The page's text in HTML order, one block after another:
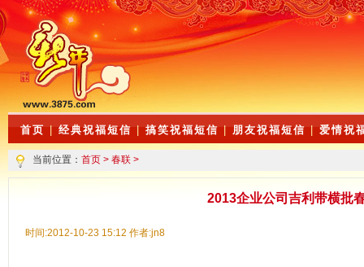
首页 | 经典祝福短信 | 搞笑祝福短信 | 朋友祝福短信 | 爱情祝
当前位置： 首页 > 春联 >
2013企业公司吉利带横批
时间:2012-10-23 15:12 作者:jn8